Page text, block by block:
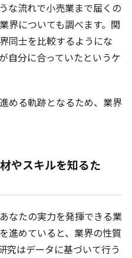
な流れで小売業まで届くの
界についても調べます。関
同士を比較するようにな
自分に合っていたというケ
める軌跡となるため、業界
やスキルを知るた
なたの実力を発揮できる業
進めていると、業界の性質
究はデータに基づいて行う